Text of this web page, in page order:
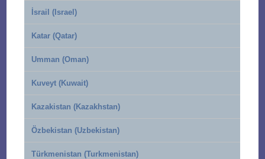
İsrail (Israel)
Katar (Qatar)
Umman (Oman)
Kuveyt (Kuwait)
Kazakistan (Kazakhstan)
Özbekistan (Uzbekistan)
Türkmenistan (Turkmenistan)